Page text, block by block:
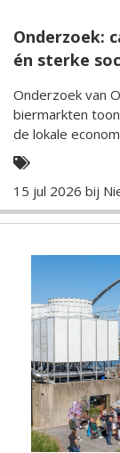
Onderzoek:
én sterke
Onderzoek van
biermarkten
de lokale
15 jul 2026 bij